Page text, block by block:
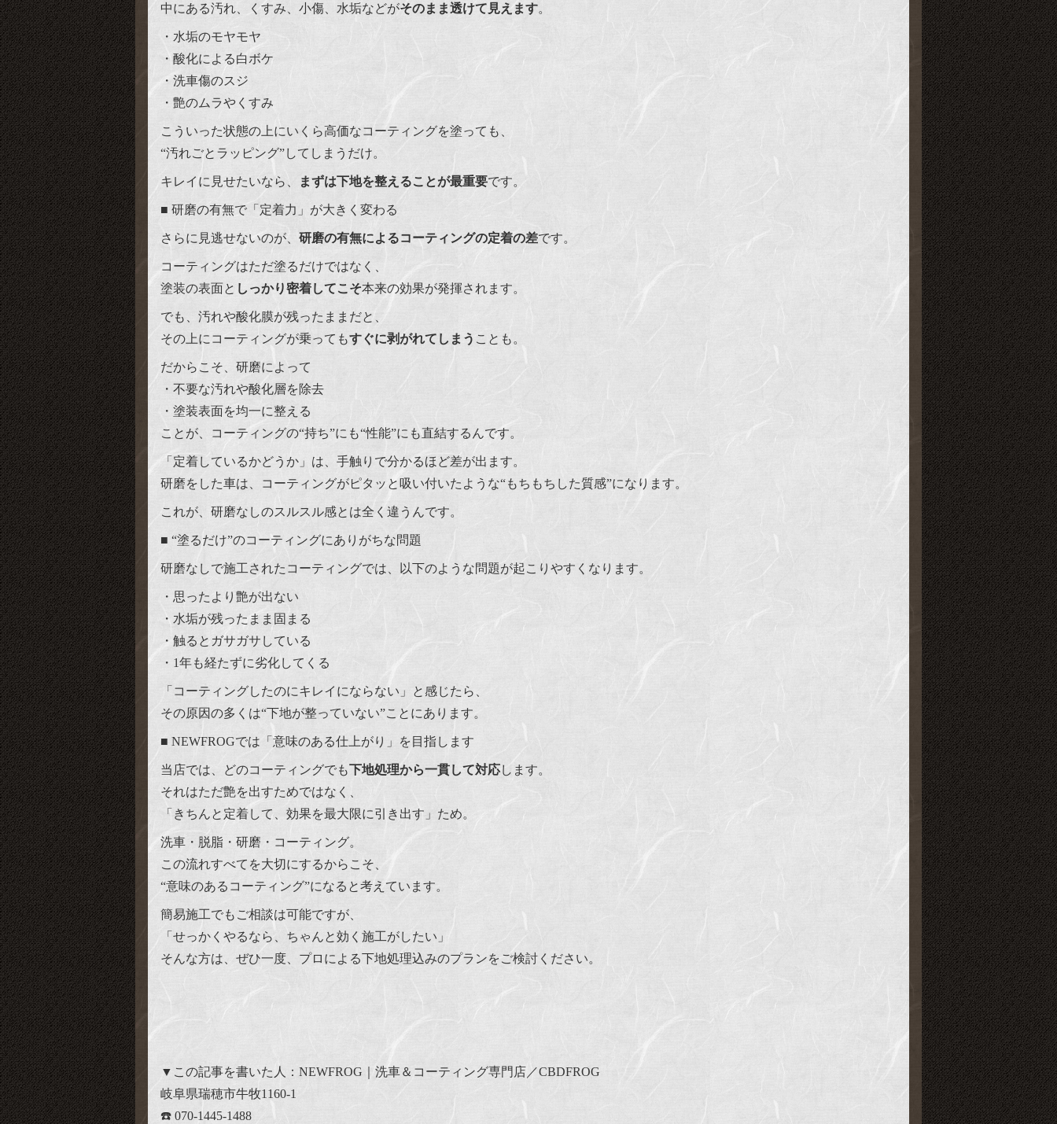
中にある汚れ、くすみ、小傷、水垢などがそのまま透けて見えます。
・水垢のモヤモヤ
・酸化による白ボケ
・洗車傷のスジ
・艶のムラやくすみ
こういった状態の上にいくら高価なコーティングを塗っても、
“汚れごとラッピング”してしまうだけ。
キレイに見せたいなら、 まずは下地を整えることが最重要です。
■ 研磨の有無で「定着力」が大きく変わる
さらに見逃せないのが、 研磨の有無によるコーティングの定着の差です。
コーティングはただ塗るだけではなく、
塗装の表面と しっかり密着してこそ本来の効果が発揮されます。
でも、汚れや酸化膜が残ったままだと、
その上にコーティングが乗ってもすぐに剥がれてしまう ことも。
だからこそ、研磨によって
・不要な汚れや酸化層を除去
・塗装表面を均一に整える
ことが、コーティングの“持ち”にも“性能”にも直結するんです。
「定着しているかどうか」は、手触りで分かるほど差が出ます。
研磨をした車は、コーティングがピタッと吸い付いたような“もちもちした質感”になります。
これが、研磨なしのスルスル感とは全く違うんです。
■ “塗るだけ”のコーティングにありがちな問題
研磨なしで施工されたコーティングでは、以下のような問題が起こりやすくなります。
・思ったより艶が出ない
・水垢が残ったまま固まる
・触るとガサガサしている
・1年も経たずに劣化してくる
「コーティングしたのにキレイにならない」と感じたら、
その原因の多くは“下地が整っていない”ことにあります。
■ NEWFROGでは「意味のある仕上がり」を目指します
当店では、どのコーティングでも下地処理から一貫して対応します。
それはただ艶を出すためではなく、
「きちんと定着して、効果を最大限に引き出す」ため。
洗車・脱脂・研磨・コーティング。
この流れすべてを大切にするからこそ、
“意味のあるコーティング”になると考えています。
簡易施工でもご相談は可能ですが、
「せっかくやるなら、ちゃんと効く施工がしたい」
そんな方は、ぜひ一度、プロによる下地処理込みのプランをご検討ください。
▼この記事を書いた人：NEWFROG｜洗車＆コーティング専門店／CBDFROG
岐阜県瑞穂市牛牧1160-1
☎️ 070-1445-1488